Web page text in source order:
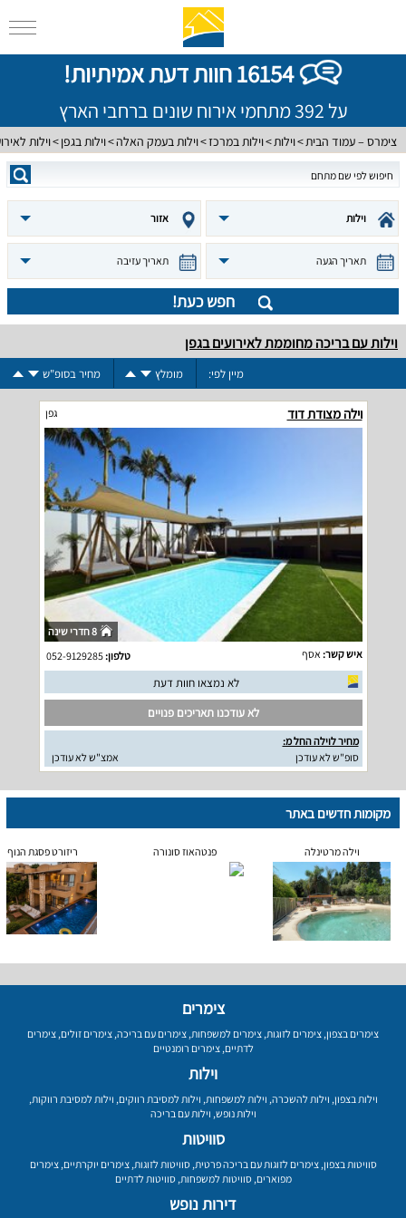
16154 חוות דעת אמיתיות!
על 392 מתחמי אירוח שונים ברחבי הארץ
צימרס – עמוד הבית וילות וילות במרכז וילות בעמק האלה וילות בגפן וילות
וילות אזור
תאריך הגעה תאריך עזיבה
חפש כעת!
וילות עם בריכה מחוממת לאירועים בגפן
מיין לפי: מומלץ מחיר בסופ"ש
וילה מצודת דוד גפן
8 חדרי שינה
איש קשר: אסף טלפון:052-9129285
לא נמצאו חוות דעת
לא עודכנו תאריכים פנויים
מחיר לוילה החל מ:
סופ"ש לא עודכן
אמצ"ש לא עודכן
מקומות חדשים באתר
וילה מרטינלה פנטהאוז סונורה ריזורט פסגת הנוף
צימרים
צימרים בצפון, צימרים לזוגות, צימרים למשפחות, צימרים עם בריכה, צימרים זולים, צימרים
לדתיים,צימרים רומנטיים
וילות
וילות בצפון, וילות להשכרה, וילות למשפחות, וילות למסיבת רווקים, וילות למסיבת רווקות,
וילות נופש, וילות עם בריכה
סוויטות
סוויטות בצפון,צימרים לזוגות עם בריכה פרטית,סוויטות לזוגות,צימרים יוקרתיים,צימרים
מפוארים,סוויטות למשפחות,סוויטות לדתיים
דירות נופש